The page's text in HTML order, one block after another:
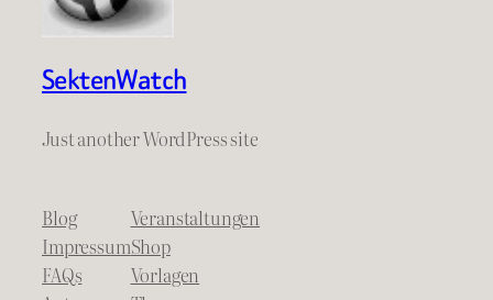
SektenWatch
Just another WordPress site
Blog
Impressum
FAQs
Veranstaltungen
Shop
Vorlagen